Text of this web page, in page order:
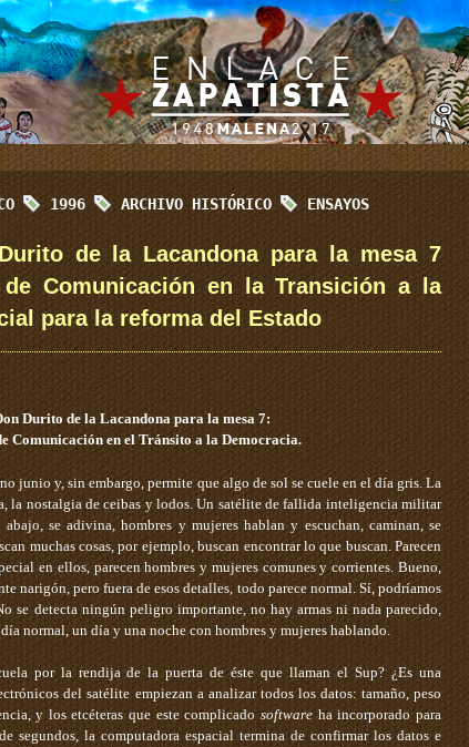
1996 ARCHIVO HISTÓRICO ENSAYOS
de la Lacandona para la mesa 7
Comunicación en la Transición a la
para la reforma del Estado
Durito de la Lacandona para la mesa 7:
Comunicación en el Tránsito a la Democracia.
junio y, sin embargo, permite que algo de sol se cuele en el día gris. La
la nostalgia de ceibas y lodos. Un satélite de fallida inteligencia militar
se adivina, hombres y mujeres hablan y escuchan, caminan, se
muchas cosas, por ejemplo, buscan encontrar lo que buscan. Parecen
en ellos, parecen hombres y mujeres comunes y corrientes. Bueno,
narigón, pero fuera de esos detalles, todo parece normal. Sí, podríamos
se detecta ningún peligro importante, no hay armas ni nada parecido,
normal, un día y una noche con hombres y mujeres hablando.
por la rendija de la puerta de éste que llaman el Sup? ¿Es una
del satélite empiezan a analizar todos los datos: tamaño, peso
y los etcéteras que este complicadosoftware ha incorporado para
segundos, la computadora espacial termina de confirmar los datos e